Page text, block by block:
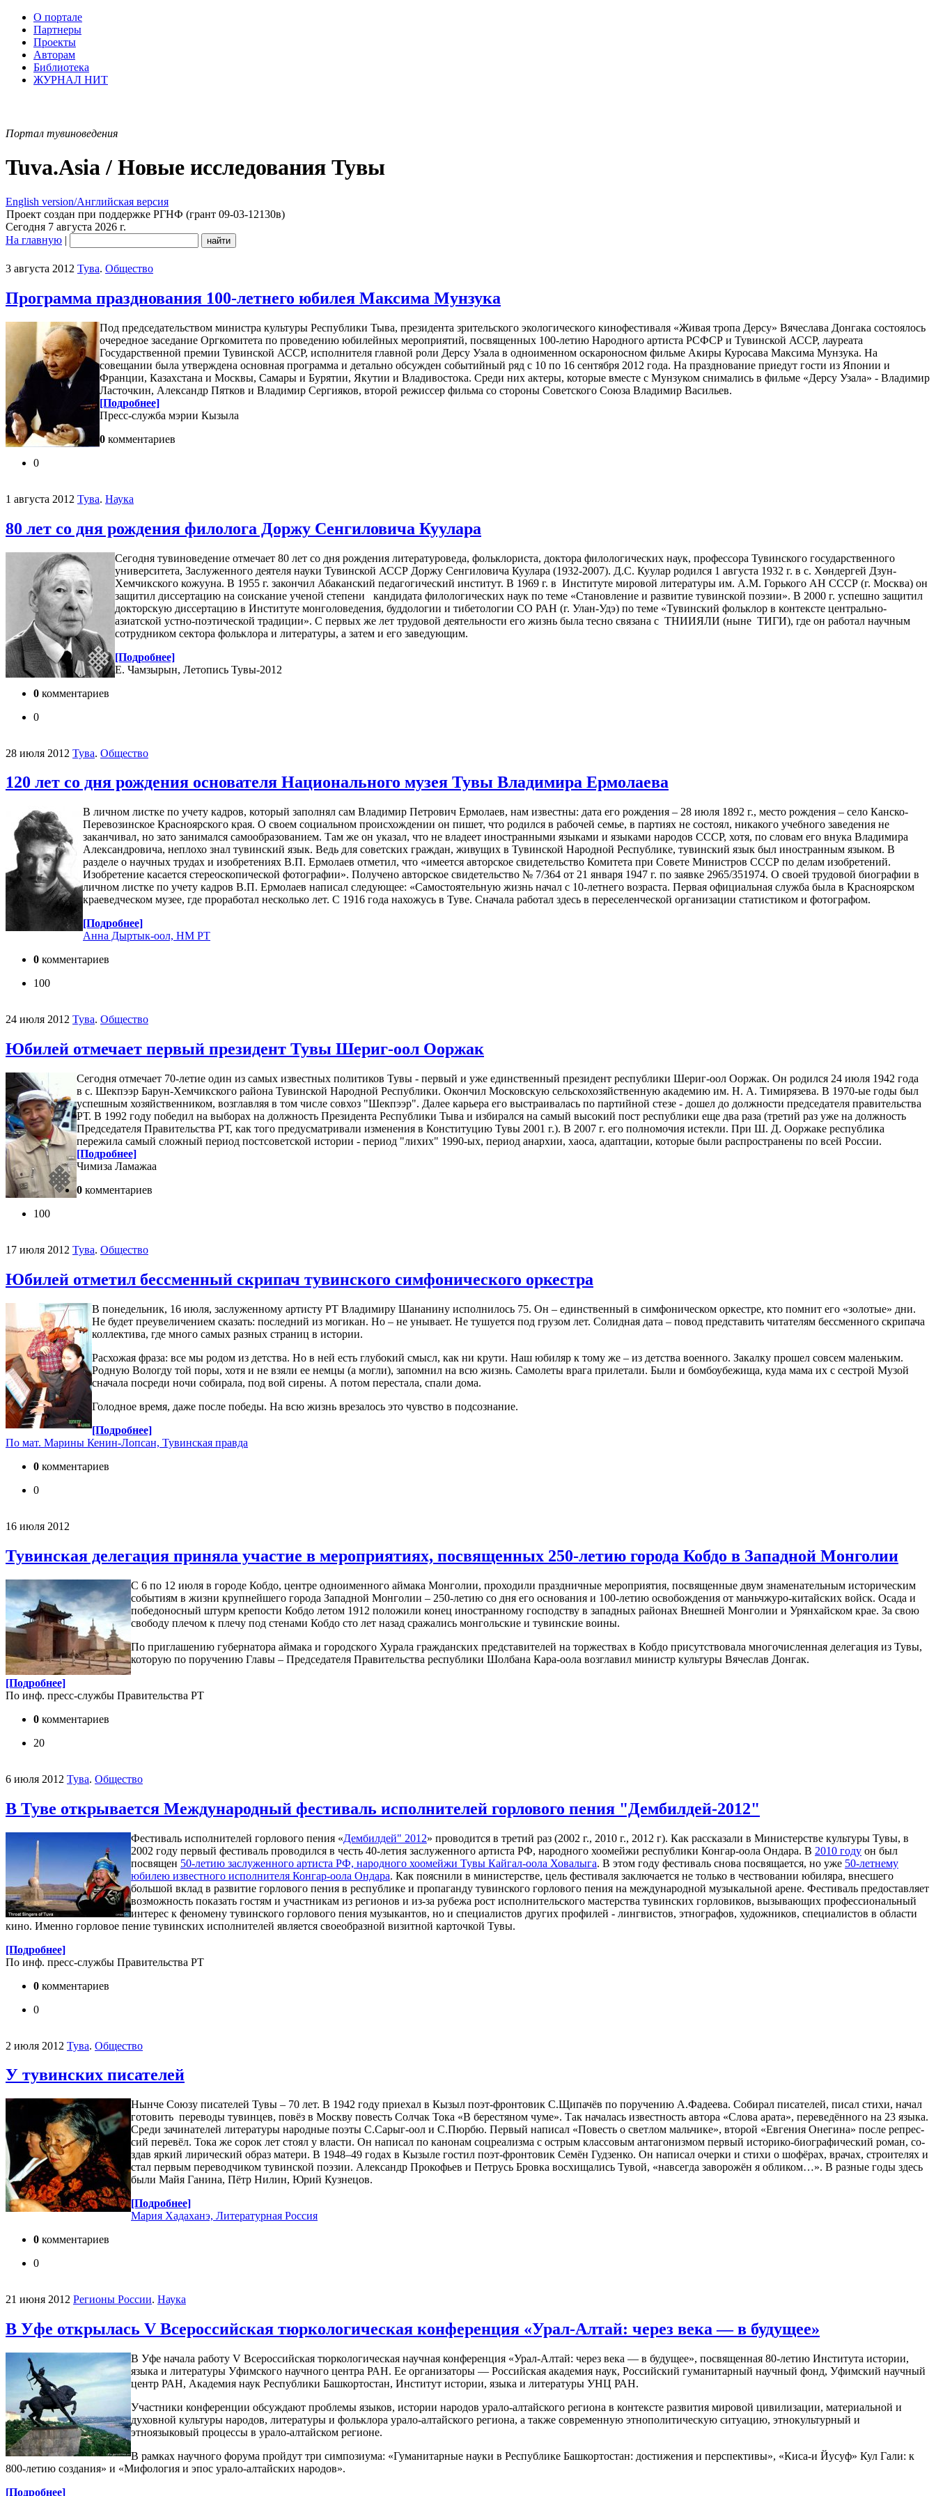
О портале
Партнеры
Проекты
Авторам
Библиотека
ЖУРНАЛ НИТ
Портал тувиноведения
Tuva.Asia / Новые исследования Тувы
English version/Английская версия
Проект создан при поддержке РГНФ (грант 09-03-12130в)
Сегодня 7 августа 2026 г.
На главную |
3 августа 2012 Тува. Общество
Программа празднования 100-летнего юбилея Максима Мунзука
Под председательством министра культуры Республики Тыва, президента зрительского экологического кинофестиваля «Живая тропа Дерсу» Вячеслава Донгака состоялось
очередное заседание Оргкомитета по проведению юбилейных мероприятий, посвященных 100-летию Народного артиста РСФСР и Тувинской АССР, лауреата
Государственной премии Тувинской АССР, исполнителя главной роли Дерсу Узала в одноименном оскароносном фильме Акиры Куросава Максима Мунзука. На
совещании была утверждена основная программа и детально обсужден событийный ряд с 10 по 16 сентября 2012 года. На празднование приедут гости из Японии и
Франции, Казахстана и Москвы, Самары и Бурятии, Якутии и Владивостока. Среди них актеры, которые вместе с Мунзуком снимались в фильме «Дерсу Узала» - Владимир
Ласточкин, Александр Пятков и Владимир Сергияков, второй режиссер фильма со стороны Советского Союза Владимир Васильев.
[Подробнее]
Пресс-служба мэрии Кызыла
0 комментариев
0
1 августа 2012 Тува. Наука
80 лет со дня рождения филолога Доржу Сенгиловича Куулара
Сегодня тувиноведение отмечает 80 лет со дня рождения литературоведа, фольклориста, доктора филологических наук, профессора Тувинского государственного
университета, Заслуженного деятеля науки Тувинской АССР Доржу Сенгиловича Куулара (1932-2007). Д.С. Куулар родился 1 августа 1932 г. в с. Хөндергей Дзун-
Хемчикского кожууна. В 1955 г. закончил Абаканский педагогический институт. В 1969 г. в Институте мировой литературы им. А.М. Горького АН СССР (г. Москва) он
защитил диссертацию на соискание ученой степени кандидата филологических наук по теме «Становление и развитие тувинской поэзии». В 2000 г. успешно защитил
докторскую диссертацию в Институте монголоведения, буддологии и тибетологии СО РАН (г. Улан-Удэ) по теме «Тувинский фольклор в контексте центрально-
азиатской устно-поэтической традиции». С первых же лет трудовой деятельности его жизнь была тесно связана с ТНИИЯЛИ (ныне ТИГИ), где он работал научным
сотрудником сектора фольклора и литературы, а затем и его заведующим.
[Подробнее]
Е. Чамзырын, Летопись Тувы-2012
0 комментариев
0
28 июля 2012 Тува. Общество
120 лет со дня рождения основателя Национального музея Тувы Владимира Ермолаева
В личном листке по учету кадров, который заполнял сам Владимир Петрович Ермолаев, нам известны: дата его рождения – 28 июля 1892 г., место рождения – село Канско-
Перевозинское Красноярского края. О своем социальном происхождении он пишет, что родился в рабочей семье, в партиях не состоял, никакого учебного заведения не
заканчивал, но зато занимался самообразованием. Там же он указал, что не владеет иностранными языками и языками народов СССР, хотя, по словам его внука Владимира
Александровича, неплохо знал тувинский язык. Ведь для советских граждан, живущих в Тувинской Народной Республике, тувинский язык был иностранным языком. В
разделе о научных трудах и изобретениях В.П. Ермолаев отметил, что «имеется авторское свидетельство Комитета при Совете Министров СССР по делам изобретений.
Изобретение касается стереоскопической фотографии». Получено авторское свидетельство № 7/364 от 21 января 1947 г. по заявке 2965/351974. О своей трудовой биографии в
личном листке по учету кадров В.П. Ермолаев написал следующее: «Самостоятельную жизнь начал с 10-летнего возраста. Первая официальная служба была в Красноярском
краеведческом музее, где проработал несколько лет. С 1916 года нахожусь в Туве. Сначала работал здесь в переселенческой организации статистиком и фотографом.
[Подробнее]
Анна Дыртык-оол, НМ РТ
0 комментариев
100
24 июля 2012 Тува. Общество
Юбилей отмечает первый президент Тувы Шериг-оол Ооржак
Сегодня отмечает 70-летие один из самых известных политиков Тувы - первый и уже единственный президент республики Шериг-оол Ооржак. Он родился 24 июля 1942 года
в с. Шекпээр Барун-Хемчикского района Тувинской Народной Республики. Окончил Московскую сельскохозяйственную академию им. Н. А. Тимирязева. В 1970-ые годы был
успешным хозяйственником, возглавляя в том числе совхоз "Шекпээр". Далее карьера его выстраивалась по партийной стезе - дошел до должности председателя правительства
РТ. В 1992 году победил на выборах на должность Президента Республики Тыва и избирался на самый высокий пост республики еще два раза (третий раз уже на должность
Председателя Правительства РТ, как того предусматривали изменения в Конституцию Тувы 2001 г.). В 2007 г. его полномочия истекли. При Ш. Д. Ооржаке республика
пережила самый сложный период постсоветской истории - период "лихих" 1990-ых, период анархии, хаоса, адаптации, которые были распространены по всей России.
[Подробнее]
Чимиза Ламажаа
0 комментариев
100
17 июля 2012 Тува. Общество
Юбилей отметил бессменный скрипач тувинского симфонического оркестра
В понедельник, 16 июля, заслуженному артисту РТ Владимиру Шананину исполнилось 75. Он – единственный в симфоническом оркестре, кто помнит его «золотые» дни.
Не будет преувеличением сказать: последний из могикан. Но – не унывает. Не тушуется под грузом лет. Солидная дата – повод представить читателям бессменного скрипача
коллектива, где много самых разных страниц в истории.
Расхожая фраза: все мы родом из детства. Но в ней есть глубокий смысл, как ни крути. Наш юбиляр к тому же – из детства военного. Закалку прошел совсем маленьким.
Родную Вологду той поры, хотя и не взяли ее немцы (а могли), запомнил на всю жизнь. Самолеты врага прилетали. Были и бомбоубежища, куда мама их с сестрой Музой
сначала посреди ночи собирала, под вой сирены. А потом перестала, спали дома.
Голодное время, даже после победы. На всю жизнь врезалось это чувство в подсознание.
[Подробнее]
По мат. Марины Кенин-Лопсан, Тувинская правда
0 комментариев
0
16 июля 2012
Тувинская делегация приняла участие в мероприятиях, посвященных 250-летию города Кобдо в Западной Монголии
С 6 по 12 июля в городе Кобдо, центре одноименного аймака Монголии, проходили праздничные мероприятия, посвященные двум знаменательным историческим
событиям в жизни крупнейшего города Западной Монголии – 250-летию со дня его основания и 100-летию освобождения от маньчжуро-китайских войск. Осада и
победоносный штурм крепости Кобдо летом 1912 положили конец иностранному господству в западных районах Внешней Монголии и Урянхайском крае. За свою
свободу плечом к плечу под стенами Кобдо сто лет назад сражались монгольские и тувинские воины.
По приглашению губернатора аймака и городского Хурала гражданских представителей на торжествах в Кобдо присутствовала многочисленная делегация из Тувы,
которую по поручению Главы – Председателя Правительства республики Шолбана Кара-оола возглавил министр культуры Вячеслав Донгак.
[Подробнее]
По инф. пресс-службы Правительства РТ
0 комментариев
20
6 июля 2012 Тува. Общество
В Туве открывается Международный фестиваль исполнителей горлового пения "Дембилдей-2012"
Фестиваль исполнителей горлового пения «Дембилдей" 2012» проводится в третий раз (2002 г., 2010 г., 2012 г). Как рассказали в Министерстве культуры Тувы, в
2002 году первый фестиваль проводился в честь 40-летия заслуженного артиста РФ, народного хоомейжи республики Конгар-оола Ондара. В 2010 году он был
посвящен 50-летию заслуженного артиста РФ, народного хоомейжи Тувы Кайгал-оола Ховалыга. В этом году фестиваль снова посвящается, но уже 50-летнему
юбилею известного исполнителя Конгар-оола Ондара. Как пояснили в министерстве, цель фестиваля заключается не только в чествовании юбиляра, внесшего
большой вклад в развитие горлового пения в республике и пропаганду тувинского горлового пения на международной музыкальной арене. Фестиваль предоставляет
возможность показать гостям и участникам из регионов и из-за рубежа рост исполнительского мастерства тувинских горловиков, вызывающих профессиональный
интерес к феномену тувинского горлового пения музыкантов, но и специалистов других профилей - лингвистов, этнографов, художников, специалистов в области
кино. Именно горловое пение тувинских исполнителей является своеобразной визитной карточкой Тувы.
[Подробнее]
По инф. пресс-службы Правительства РТ
0 комментариев
0
2 июля 2012 Тува. Общество
У тувинских писателей
Нын­че Со­ю­зу пи­са­те­лей Ту­вы – 70 лет. В 1942 го­ду при­ехал в Кы­зыл по­эт-фрон­то­вик С.Щи­па­чёв по по­ру­че­нию А.Фа­де­е­ва. Со­би­рал пи­са­те­лей, пи­сал сти­хи, на­чал
го­то­вить пе­ре­во­ды ту­вин­цев, по­вёз в Моск­ву по­весть Сол­чак То­ка «В бе­ре­с­тя­ном чу­ме». Так на­ча­лась из­ве­ст­ность ав­то­ра «Сло­ва ара­та», пе­ре­ве­дён­но­го на 23 язы­ка.
Сре­ди за­чи­на­те­лей ли­те­ра­ту­ры на­род­ные по­эты С.Са­рыг-оол и С.Пюр­бю. Пер­вый на­пи­сал «По­весть о свет­лом маль­чи­ке», вто­рой «Ев­ге­ния Оне­ги­на» по­сле ре­прес­
сий пе­ре­вёл. То­ка же со­рок лет сто­ял у вла­с­ти. Он на­пи­сал по ка­но­нам соц­ре­а­лиз­ма с ос­т­рым клас­со­вым ан­та­го­низ­мом пер­вый ис­то­ри­ко-би­о­гра­фи­че­с­кий ро­ман, со­
здав яр­кий ли­ри­че­с­кий об­раз ма­те­ри. В 1948–49 го­дах в Кы­зы­ле гос­тил по­эт-фрон­то­вик Се­мён Гуд­зен­ко. Он на­пи­сал очер­ки и сти­хи о шо­фё­рах, вра­чах, стро­и­те­лях и
стал пер­вым пе­ре­вод­чи­ком ту­вин­ской по­эзии. Алек­сандр Про­ко­фь­ев и Пе­т­русь Бров­ка вос­хи­ща­лись Ту­вой, «на­всег­да за­во­ро­жён я об­ли­ком…». В раз­ные го­ды здесь
бы­ли Майя Га­ни­на, Пётр Ни­лин, Юрий Куз­не­цов.
[Подробнее]
Мария Хадаханэ, Литературная Россия
0 комментариев
0
21 июня 2012 Регионы России. Наука
В Уфе открылась V Всероссийская тюркологическая конференция «Урал-Алтай: через века — в будущее»
В Уфе начала работу V Всероссийская тюркологическая научная конференция «Урал-Алтай: через века — в будущее», посвященная 80-летию Института истории,
языка и литературы Уфимского научного центра РАН. Ее организаторы — Российская академия наук, Российский гуманитарный научный фонд, Уфимский научный
центр РАН, Академия наук Республики Башкортостан, Институт истории, языка и литературы УНЦ РАН.
Участники конференции обсуждают проблемы языков, истории народов урало-алтайского региона в контексте развития мировой цивилизации, материальной и
духовной культуры народов, литературы и фольклора урало-алтайского региона, а также современную этнополитическую ситуацию, этнокультурный и
этноязыковый процессы в урало-алтайском регионе.
В рамках научного форума пройдут три симпозиума: «Гуманитарные науки в Республике Башкортостан: достижения и перспективы», «Киса-и Йусуф» Кул Гали: к
800-летию создания» и «Мифология и эпос урало-алтайских народов».
[Подробнее]